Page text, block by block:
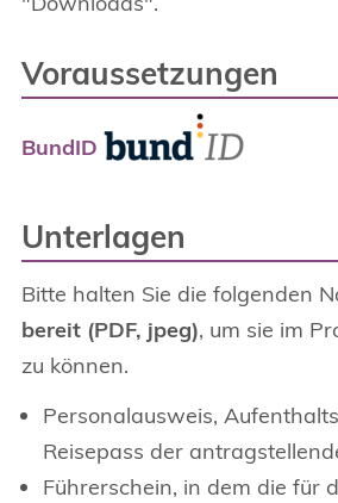
Voraussetzungen
BundID
Unterlagen
Bitte halten Sie die folgenden
bereit (PDF, jpeg), um sie im
zu können.
Personalausweis,
Reisepass der
Führerschein, in dem die für